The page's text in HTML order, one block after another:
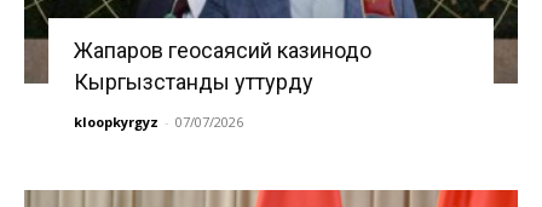
Жапаров геосаясий казинодо
Кыргызстанды уттурду
kloopkyrgyz - 07/07/2026